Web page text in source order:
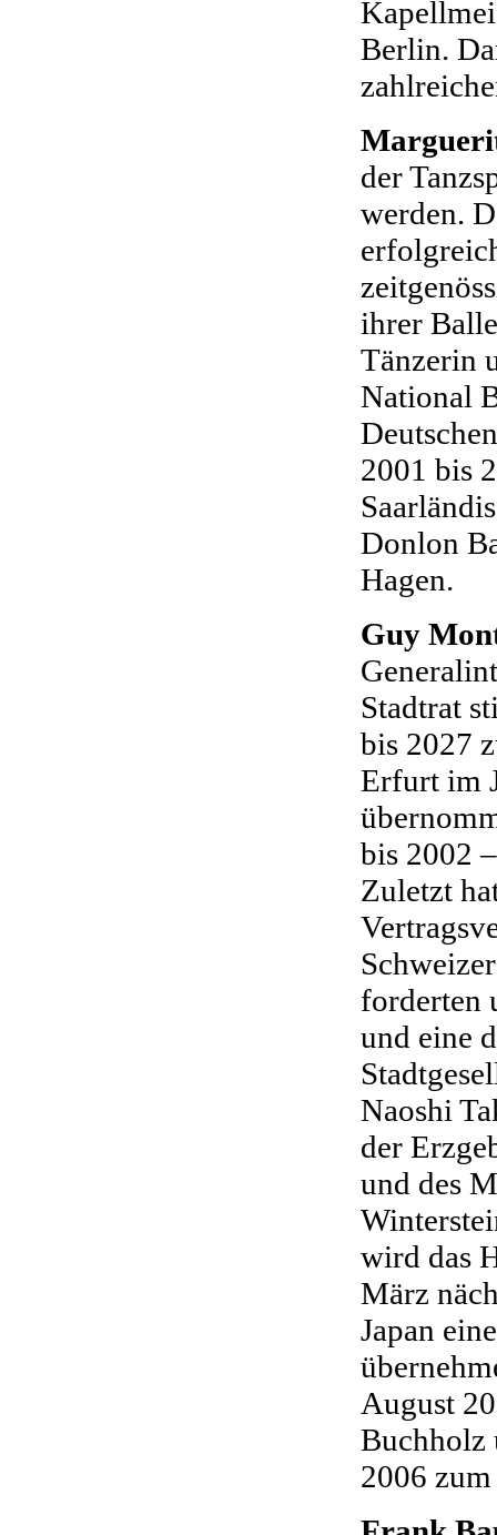
Berlin.
der
werden.
ihrer
Tänzerin
National
2001 bis
Donlon
Hagen.
Guy
Stadtrat
bis 2027
Erfurt im
bis 2002
Zuletzt
forderten
und eine
Naoshi
der
und des
wird das
März
Japan
August
Buchholz
2006